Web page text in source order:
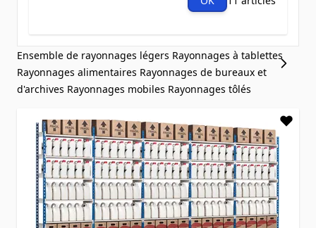
Ensemble de rayonnages légers Rayonnages à tablettes
Rayonnages alimentaires Rayonnages de bureaux et
d'archives Rayonnages mobiles Rayonnages tôlés